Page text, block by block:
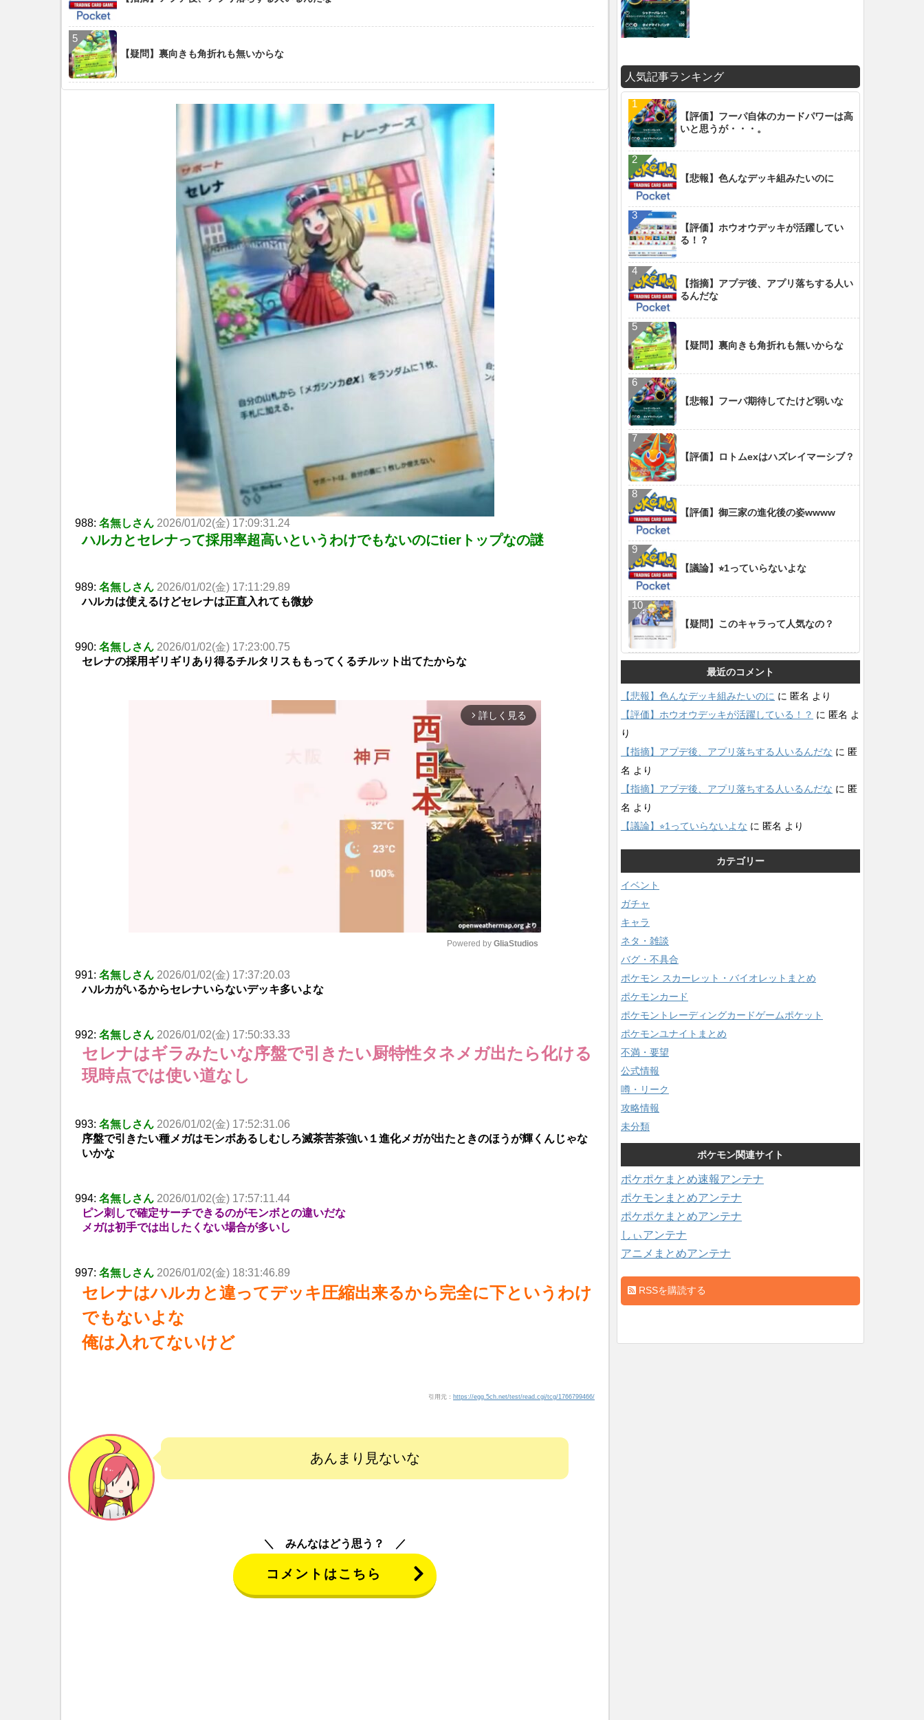
【疑問】裏向きも角折れも無いからな
988: 名無しさん 2026/01/02(金) 17:09:31.24
ハルカとセレナって採用率超高いというわけでもないのにtierトップなの謎
989: 名無しさん 2026/01/02(金) 17:11:29.89
ハルカは使えるけどセレナは正直入れても微妙
990: 名無しさん 2026/01/02(金) 17:23:00.75
セレナの採用ギリギリあり得るチルタリスももってくるチルット出てたからな
arrow_forward_ios 詳しく見る
Powered by GliaStudios
991: 名無しさん 2026/01/02(金) 17:37:20.03
ハルカがいるからセレナいらないデッキ多いよな
992: 名無しさん 2026/01/02(金) 17:50:33.33
セレナはギラみたいな序盤で引きたい厨特性タネメガ出たら化ける
現時点では使い道なし
993: 名無しさん 2026/01/02(金) 17:52:31.06
序盤で引きたい種メガはモンボあるしむしろ滅茶苦茶強い１進化メガが出たときのほうが輝くんじゃな
いかな
994: 名無しさん 2026/01/02(金) 17:57:11.44
ピン刺しで確定サーチできるのがモンボとの違いだな
メガは初手では出したくない場合が多いし
997: 名無しさん 2026/01/02(金) 18:31:46.89
セレナはハルカと違ってデッキ圧縮出来るから完全に下というわけ
でもないよな
俺は入れてないけど
引用元： https://egg.5ch.net/test/read.cgi/tcg/1766799466/
あんまり見ないな
みんなはどう思う？
コメントはこちら
人気記事ランキング
【評価】フーパ自体のカードパワーは高
いと思うが・・・。
【悲報】色んなデッキ組みたいのに
【評価】ホウオウデッキが活躍してい
る！？
【指摘】アプデ後、アプリ落ちする人い
るんだな
【疑問】裏向きも角折れも無いからな
【悲報】フーパ期待してたけど弱いな
【評価】ロトムexはハズレイマーシブ？
【評価】御三家の進化後の姿wwww
【議論】⭐︎1っていらないよな
【疑問】このキャラって人気なの？
最近のコメント
【悲報】色んなデッキ組みたいのに に 匿名 より
【評価】ホウオウデッキが活躍している！？ に 匿名 よ
り
【指摘】アプデ後、アプリ落ちする人いるんだな に 匿
名 より
【指摘】アプデ後、アプリ落ちする人いるんだな に 匿
名 より
【議論】⭐︎1っていらないよな に 匿名 より
カテゴリー
イベント
ガチャ
キャラ
ネタ・雑談
バグ・不具合
ポケモン スカーレット・バイオレットまとめ
ポケモンカード
ポケモントレーディングカードゲームポケット
ポケモンユナイトまとめ
不満・要望
公式情報
噂・リーク
攻略情報
未分類
ポケモン関連サイト
ポケポケまとめ速報アンテナ
ポケモンまとめアンテナ
ポケポケまとめアンテナ
しぃアンテナ
アニメまとめアンテナ
RSSを購読する